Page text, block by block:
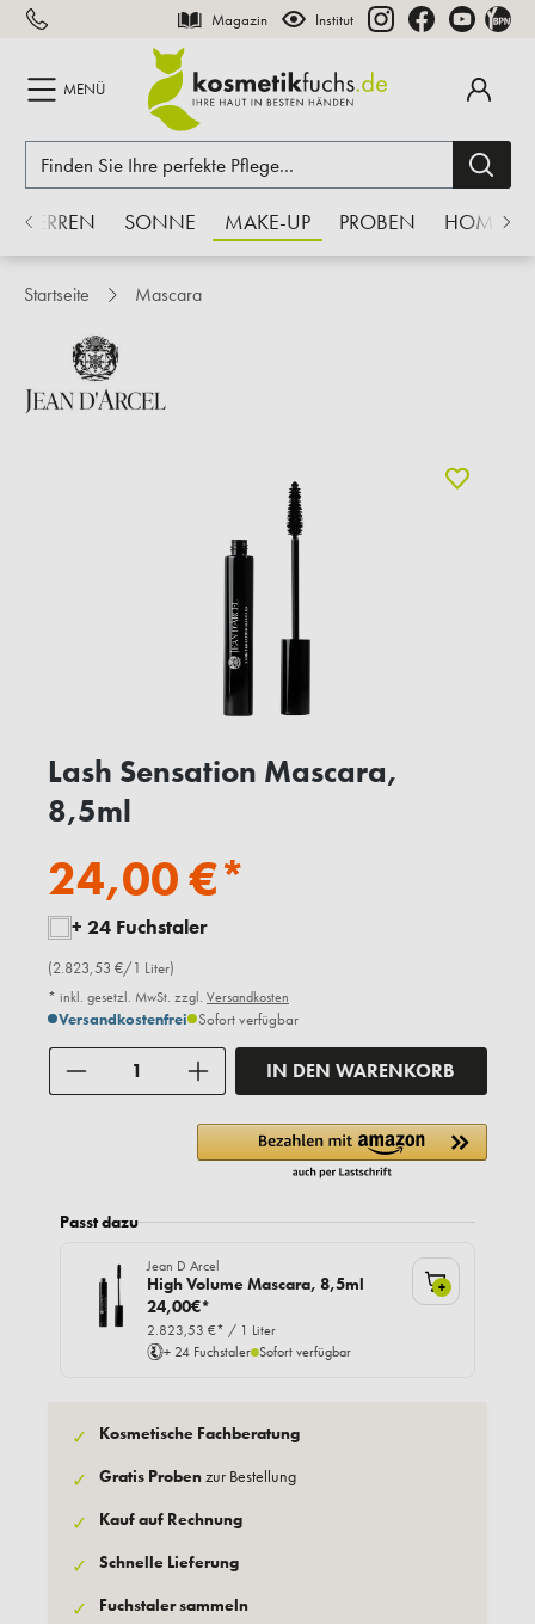
springen Magazin Institut
MENÜ
HERREN SONNE MAKE-UP PROBEN HOME
Startseite Mascara
Lash Sensation Mascara,
8,5ml
24,00 €*
+ 24 Fuchstaler
(2.823,53 €/1 Liter)
* inkl. gesetzl. MwSt. zzgl. Versandkosten
Versandkostenfrei Sofort verfügbar
IN DEN WARENKORB
Passt dazu
Jean D Arcel
High Volume Mascara, 8,5ml
24,00€*
2.823,53 €* / 1 Liter
+ 24 Fuchstaler Sofort verfügbar
+
✓ Kosmetische Fachberatung
✓ Gratis Probenzur Bestellung
✓ Kauf auf Rechnung
✓ Schnelle Lieferung
✓ Fuchstaler sammeln